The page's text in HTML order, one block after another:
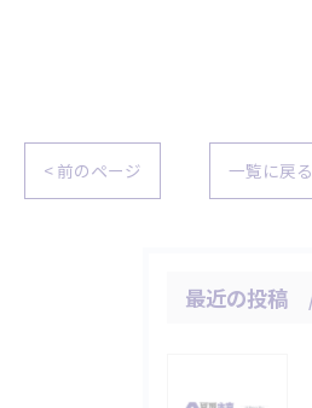
< 前のページ 一覧に戻る
最近の投稿